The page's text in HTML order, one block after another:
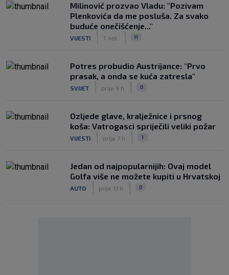
Milinović prozvao Vladu: "Pozivam
Plenkovića da me posluša. Za svako
buduće onečišćenje..."
VIJESTI 7. kol. 11
Potres probudio Austrijance: "Prvo
prasak, a onda se kuća zatresla"
SVIJET prije 9 h 0
Ozljede glave, kralježnice i prsnog
koša: Vatrogasci spriječili veliki požar
VIJESTI prije 7 h 1
Jedan od najpopularnijih: Ovaj model
Golfa više ne možete kupiti u Hrvatskoj
AUTO prije 11 h 0